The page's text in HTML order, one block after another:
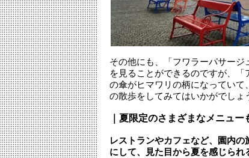
その他にも、「フワラーパサー
を見ることができるのですが、
の傘がヒマワリの柄になってい
の散歩をしてみてはいかがでしょ
｜夏限定のさまざまなメニュー
レストランやカフェなど、園内
にして、見た目から夏を感じられ